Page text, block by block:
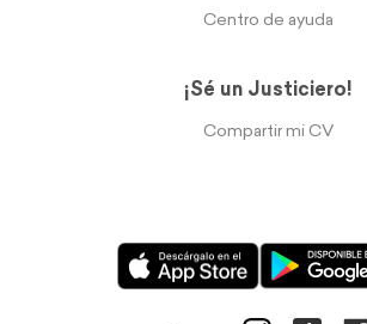
Centro de ayuda
¡Sé un Justiciero!
Compartir mi CV